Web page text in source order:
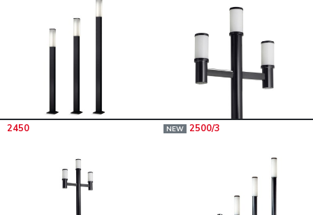
2450 NEW 2500/3